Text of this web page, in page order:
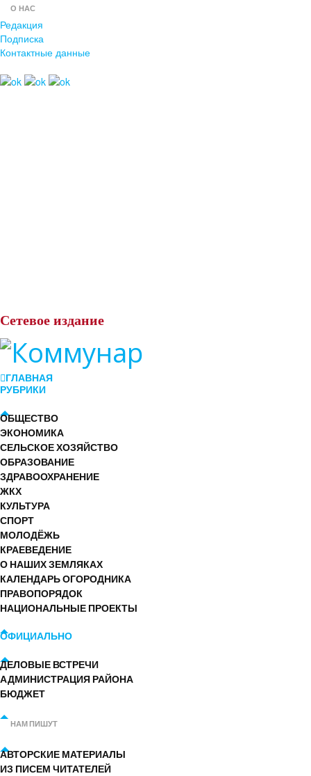
О НАС
Редакция
Подписка
Контактные данные
Сетевое издание
ГЛАВНАЯ
РУБРИКИ
ОБЩЕСТВО
ЭКОНОМИКА
СЕЛЬСКОЕ ХОЗЯЙСТВО
ОБРАЗОВАНИЕ
ЗДРАВООХРАНЕНИЕ
ЖКХ
КУЛЬТУРА
СПОРТ
МОЛОДЁЖЬ
КРАЕВЕДЕНИЕ
О НАШИХ ЗЕМЛЯКАХ
КАЛЕНДАРЬ ОГОРОДНИКА
ПРАВОПОРЯДОК
НАЦИОНАЛЬНЫЕ ПРОЕКТЫ
ОФИЦИАЛЬНО
ДЕЛОВЫЕ ВСТРЕЧИ
АДМИНИСТРАЦИЯ РАЙОНА
БЮДЖЕТ
НАМ ПИШУТ
АВТОРСКИЕ МАТЕРИАЛЫ
ИЗ ПИСЕМ ЧИТАТЕЛЕЙ